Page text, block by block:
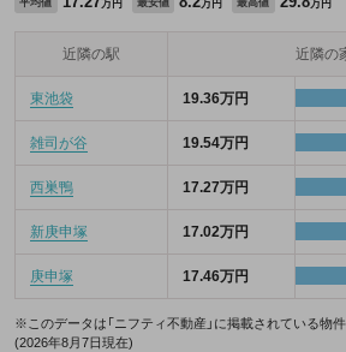
万円 万円 万円
近隣の駅 近隣の
東池袋 19.36万円
雑司が谷 19.54万円
西巣鴨 17.27万円
新庚申塚 17.02万円
庚申塚 17.46万円
※このデータは「ニフティ不動産」に掲載されている物
(2026年8月7日現在)